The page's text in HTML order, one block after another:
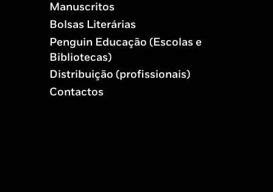
Manuscritos
Bolsas Literárias
Penguin Educação (Escolas e
Bibliotecas)
Distribuição (profissionais)
Contactos